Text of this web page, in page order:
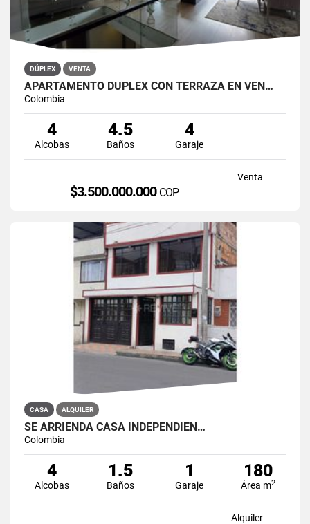
DÚPLEX VENTA
APARTAMENTO DÚPLEX CON TERRAZA EN VEN…
Colombia
4
Alcobas
4.5
Baños
4
Garaje
Venta
$3.500.000.000 COP
CASA ALQUILER
SE ARRIENDA CASA INDEPENDIEN…
Colombia
4
Alcobas
1.5
Baños
1
Garaje
180
Área m2
Alquiler